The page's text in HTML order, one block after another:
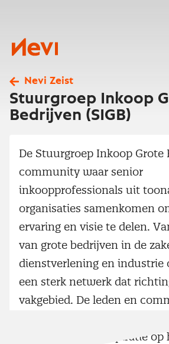
Nevi
Nevi Zeist
Stuurgroep Inkoop
Bedrijven (SIGB)
De Stuurgroep Inkoop Grote
community waar senior
inkoopprofessionals uit
organisaties samenkomen
ervaring en visie te delen.
van grote bedrijven in de
dienstverlening en industrie
een sterk netwerk dat
vakgebied. De leden en
uitwisseling en inspiratie op